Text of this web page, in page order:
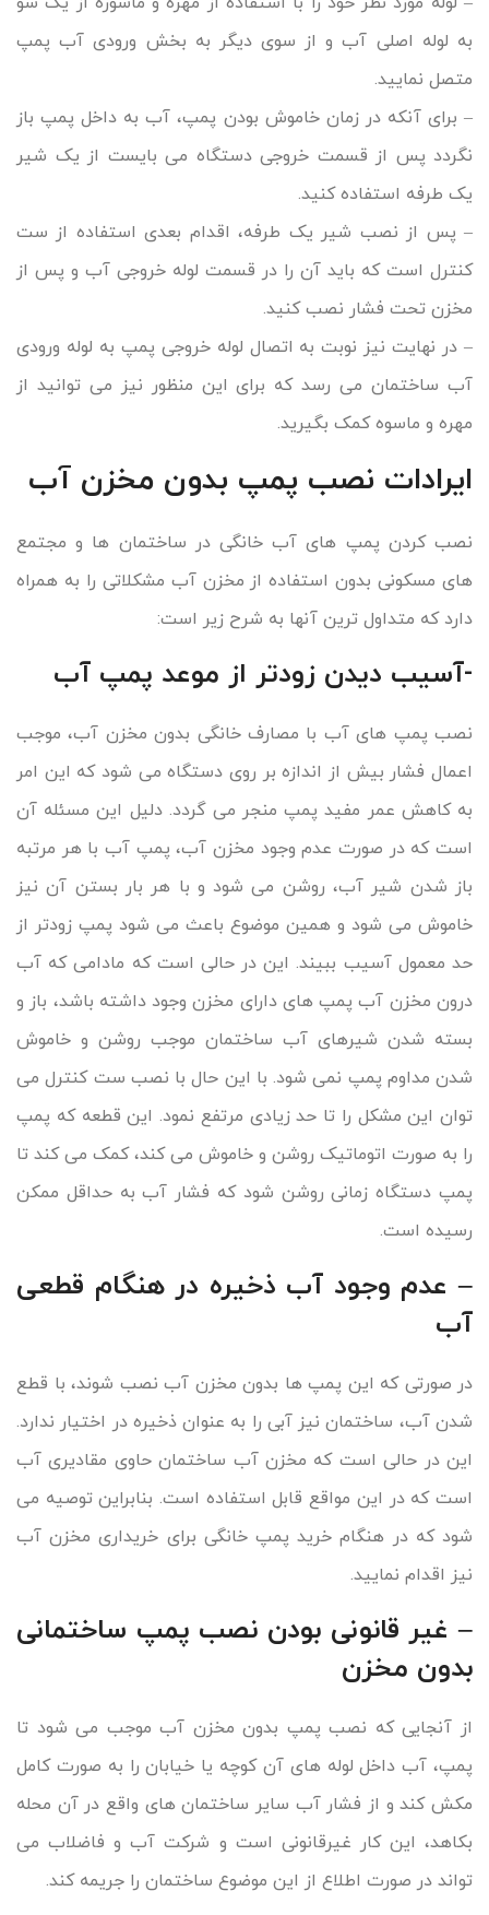
به لوله اصلی آب و از سوی دیگر به بخش ورودی آب پمپ
متصل نمایید.
– برای آنکه در زمان خاموش بودن پمپ، آب به داخل پمپ باز
نگردد پس از قسمت خروجی دستگاه می بایست از یک شیر
یک طرفه استفاده کنید.
– پس از نصب شیر یک طرفه، اقدام بعدی استفاده از ست
کنترل است که باید آن را در قسمت لوله خروجی آب و پس از
مخزن تحت فشار نصب کنید.
– در نهایت نیز نوبت به اتصال لوله خروجی پمپ به لوله ورودی
آب ساختمان می رسد که برای این منظور نیز می توانید از
مهره و ماسوه کمک بگیرید.
ایرادات نصب پمپ بدون مخزن آب
نصب کردن پمپ های آب خانگی در ساختمان ها و مجتمع
های مسکونی بدون استفاده از مخزن آب مشکلاتی را به همراه
دارد که متداول ترین آنها به شرح زیر است:
-آسیب دیدن زودتر از موعد پمپ آب
نصب پمپ های آب با مصارف خانگی بدون مخزن آب، موجب
اعمال فشار بیش از اندازه بر روی دستگاه می شود که این امر
به کاهش عمر مفید پمپ منجر می گردد. دلیل این مسئله آن
است که در صورت عدم وجود مخزن آب، پمپ آب با هر مرتبه
باز شدن شیر آب، روشن می شود و با هر بار بستن آن نیز
خاموش می شود و همین موضوع باعث می شود پمپ زودتر از
حد معمول آسیب ببیند. این در حالی است که مادامی که آب
درون مخزن آب پمپ های دارای مخزن وجود داشته باشد، باز و
بسته شدن شیرهای آب ساختمان موجب روشن و خاموش
شدن مداوم پمپ نمی شود. با این حال با نصب ست کنترل می
توان این مشکل را تا حد زیادی مرتفع نمود. این قطعه که پمپ
را به صورت اتوماتیک روشن و خاموش می کند، کمک می کند تا
پمپ دستگاه زمانی روشن شود که فشار آب به حداقل ممکن
رسیده است.
– عدم وجود آب ذخیره در هنگام قطعی
آب
در صورتی که این پمپ ها بدون مخزن آب نصب شوند، با قطع
شدن آب، ساختمان نیز آبی را به عنوان ذخیره در اختیار ندارد.
این در حالی است که مخزن آب ساختمان حاوی مقادیری آب
است که در این مواقع قابل استفاده است. بنابراین توصیه می
شود که در هنگام خرید پمپ خانگی برای خریداری مخزن آب
نیز اقدام نمایید.
– غیر قانونی بودن نصب پمپ ساختمانی
بدون مخزن
از آنجایی که نصب پمپ بدون مخزن آب موجب می شود تا
پمپ، آب داخل لوله های آن کوچه یا خیابان را به صورت کامل
مکش کند و از فشار آب سایر ساختمان های واقع در آن محله
بکاهد، این کار غیرقانونی است و شرکت آب و فاضلاب می
تواند در صورت اطلاع از این موضوع ساختمان را جریمه کند.